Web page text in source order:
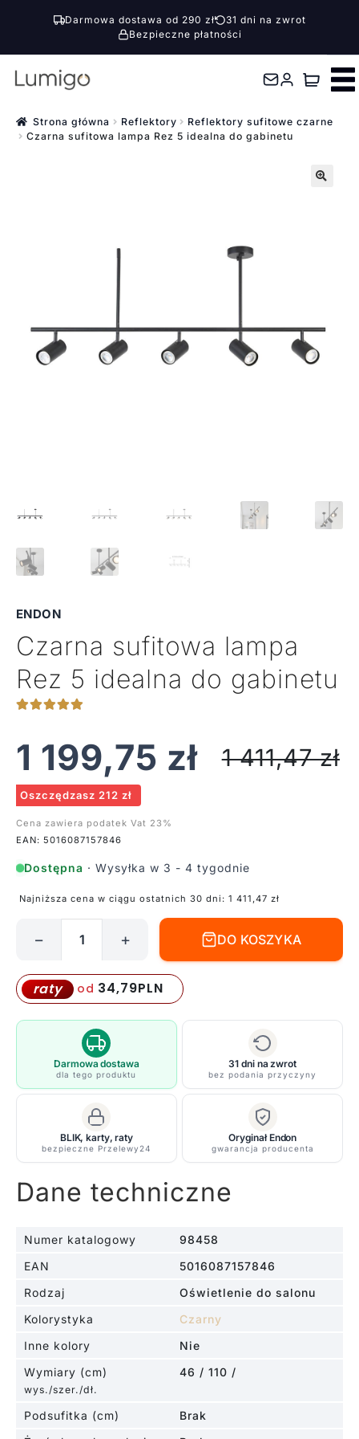
Darmowa dostawa od 290 zł
31 dni na zwrot
Bezpieczne płatności
Przejdź
nawigacji
Przejdź
treści Strona główna Reflektory
Reflektory sufitowe czarne
Czarna sufitowa lampa Rez 5 idealna do gabinetu
ENDON
Czarna sufitowa lampa
Rez 5 idealna do gabinetu
1 199,75 zł 1 411,47zł
Oszczędzasz 212 zł
Cena zawiera podatek Vat 23%
EAN: 5016087157846
Dostępna · Wysyłka w 3 - 4 tygodnie
Najniższa cena w ciągu ostatnich 30 dni: 1 411,47 zł
sufitowa
lampa
Rez
idealna
do
gabinetu
− + DO KOSZYKA
raty od 34,79PLN
Darmowa dostawa
dla tego produktu
31 dni na zwrot
bez podania przyczyny
BLIK, karty, raty
bezpieczne Przelewy24
Oryginał Endon
gwarancja producenta
Dane techniczne
Numer katalogowy
98458
EAN
5016087157846
Rodzaj
Oświetlenie do salonu
Kolorystyka
Czarny
Inne kolory
Nie
Wymiary (cm)
wys./szer./dł.
46 / 110 /
Podsufitka (cm)
Brak